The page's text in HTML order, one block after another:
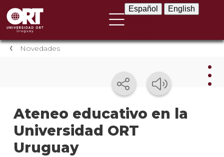
Español English
Novedades
Ateneo educativo en la
Universidad ORT
Uruguay